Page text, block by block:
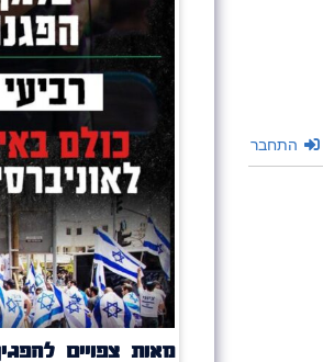
התחבר
מאות צפויים